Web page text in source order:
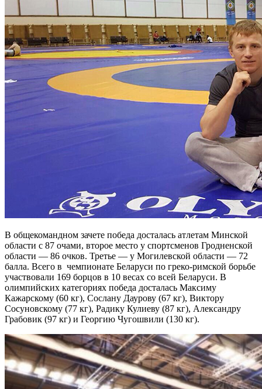
В общекомандном зачете победа досталась атлетам Минской
области с 87 очами, второе место у спортсменов Гродненской
области — 86 очков. Третье — у Могилевской области — 72
балла. Всего в чемпионате Беларуси по греко-римской борьбе
участвовали 169 борцов в 10 весах со всей Беларуси. В
олимпийских категориях победа досталась Максиму
Кажарскому (60 кг), Сослану Даурову (67 кг), Виктору
Сосуновскому (77 кг), Радику Кулиеву (87 кг), Александру
Грабовик (97 кг) и Георгию Чугошвили (130 кг).